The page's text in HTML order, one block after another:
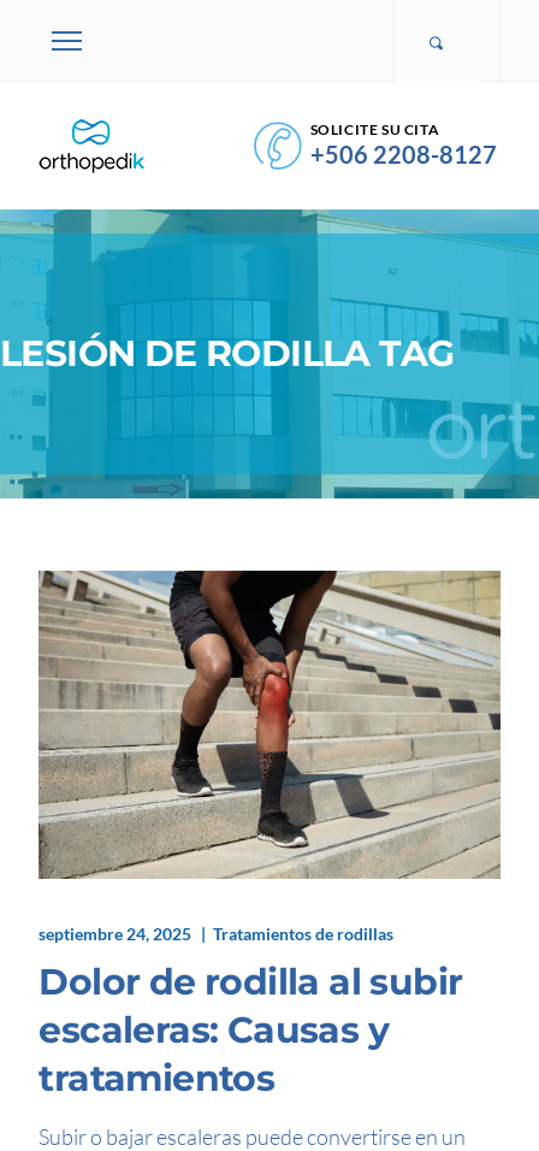
SOLICITE SU CITA
+506 2208-8127
LESIÓN DE RODILLA TAG
septiembre 24, 2025 Tratamientos de rodillas
Dolor de rodilla al subir
escaleras: Causas y
tratamientos
Subir o bajar escaleras puede convertirse en un